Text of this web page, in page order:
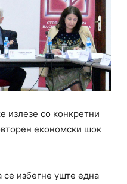
излезе со конкретни
економски шок
се избегне уште една